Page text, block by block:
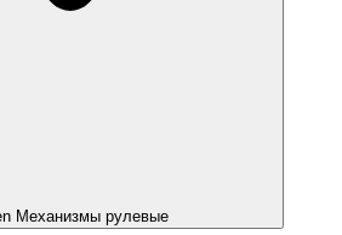
Механизмы рулевые